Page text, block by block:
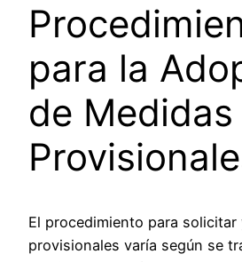
para la
de Medidas
El procedimiento para
provisionales varía según se